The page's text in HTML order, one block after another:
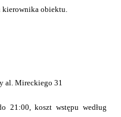
kierownika obiektu.
al. Mireckiego 31
21:00, koszt wstępu według